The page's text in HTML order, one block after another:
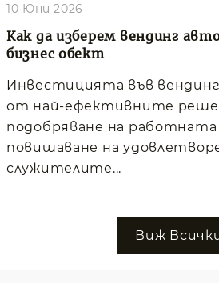
Как да изберем вендинг
бизнес обект
10 Юни 2026
Инвестицията във
от най-ефективните
подобряване на работната
повишаване на
служителите...
Виж